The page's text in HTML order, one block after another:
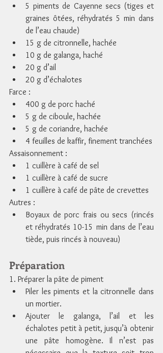
5 piments de Cayenne secs (tiges et
graines ôtées, réhydratés 5 min dans
de l’eau chaude)
15 g de citronnelle, hachée
10 g de galanga, haché
20 g d’ail
20 g d’échalotes
Farce :
400 g de porc haché
5 g de ciboule, hachée
5 g de coriandre, hachée
4 feuilles de kaffir, finement tranchées
Assaisonnement :
1 cuillère à café de sel
1 cuillère à café de sucre
1 cuillère à café de pâte de crevettes
Autres :
Boyaux de porc frais ou secs (rincés
et réhydratés 10-15 min dans de l’eau
tiède, puis rincés à nouveau)
Préparation
1. Préparer la pâte de piment
Piler les piments et la citronnelle dans
un mortier.
Ajouter le galanga, l’ail et les
échalotes petit à petit, jusqu’à obtenir
une pâte homogène. Il n’est pas